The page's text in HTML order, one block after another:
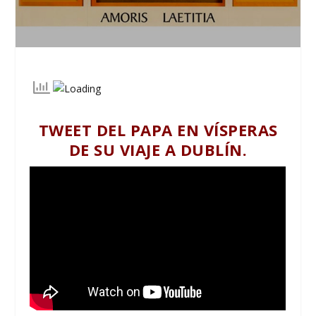
TWEET DEL PAPA EN VÍSPERAS
DE SU VIAJE A DUBLÍN.